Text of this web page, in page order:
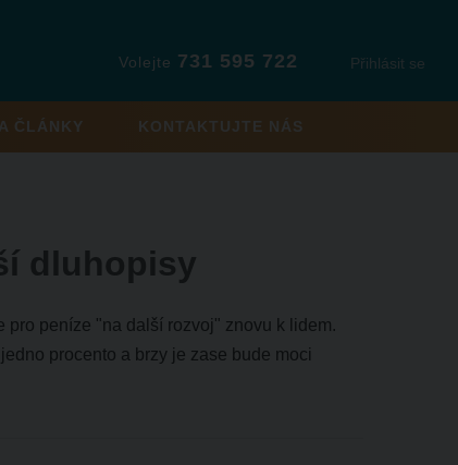
Přihlásit se
Volejte 731 595 722
ČLÁNKY KONTAKTUJTE NÁS
dluhopisy
peníze "na další rozvoj" znovu k lidem.
procento a brzy je zase bude moci